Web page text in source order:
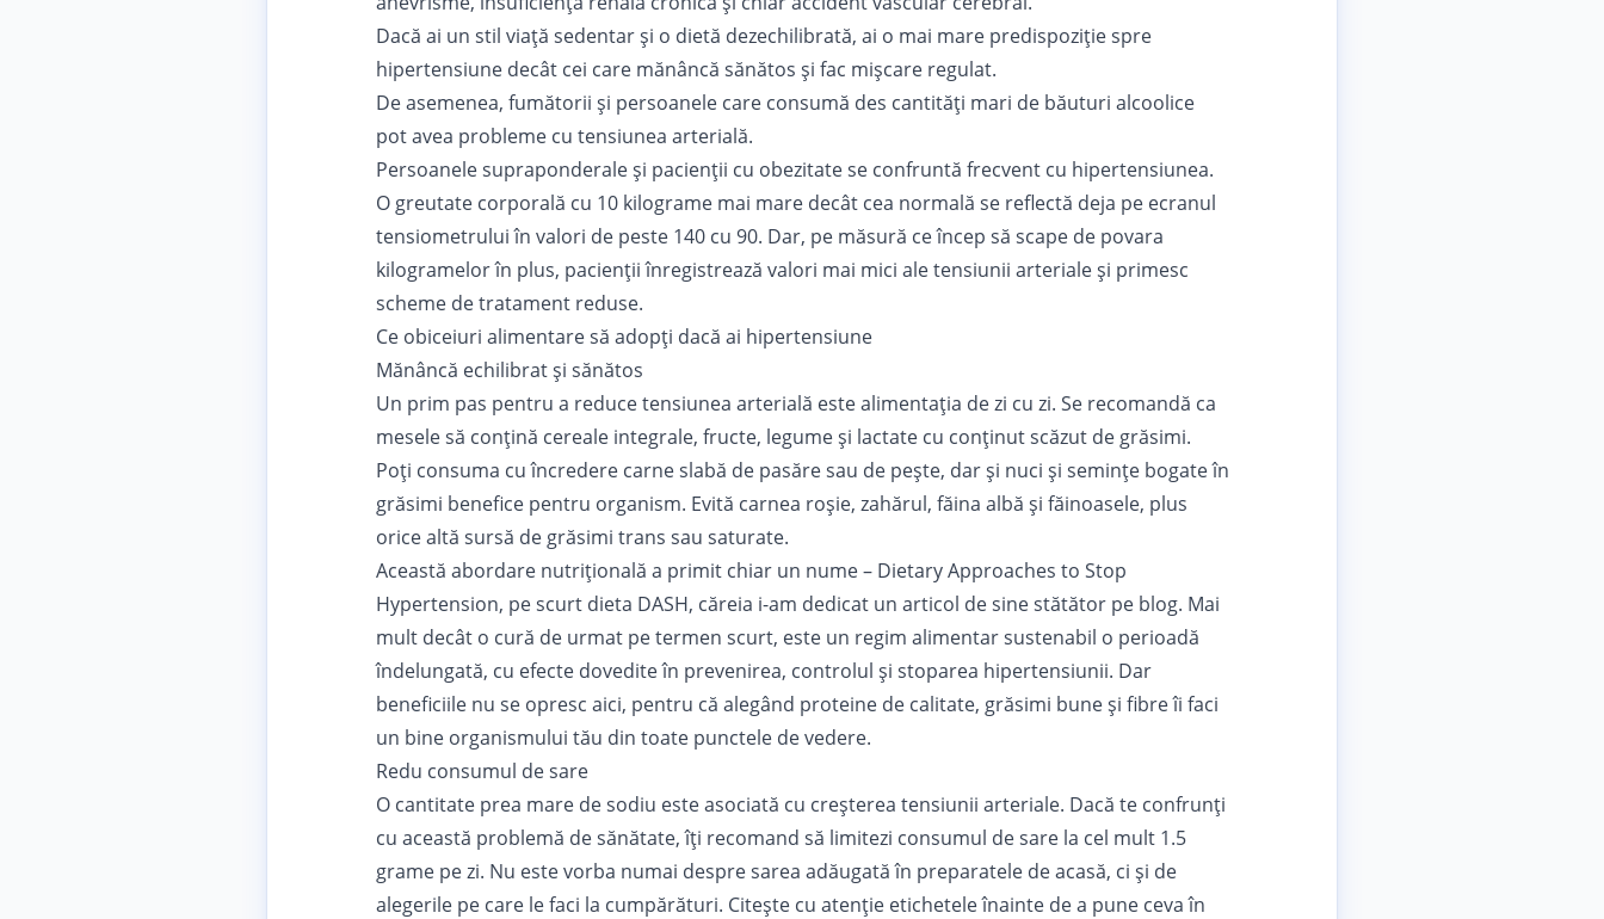
Dacă ai un stil viață sedentar și o dietă dezechilibrată, ai o mai mare predispoziție spre
hipertensiune decât cei care mănâncă sănătos și fac mișcare regulat.
De asemenea, fumătorii și persoanele care consumă des cantități mari de băuturi alcoolice
pot avea probleme cu tensiunea arterială.
Persoanele supraponderale și pacienții cu obezitate se confruntă frecvent cu hipertensiunea.
O greutate corporală cu 10 kilograme mai mare decât cea normală se reflectă deja pe ecranul
tensiometrului în valori de peste 140 cu 90. Dar, pe măsură ce încep să scape de povara
kilogramelor în plus, pacienții înregistrează valori mai mici ale tensiunii arteriale și primesc
scheme de tratament reduse.
Ce obiceiuri alimentare să adopți dacă ai hipertensiune
Mănâncă echilibrat și sănătos
Un prim pas pentru a reduce tensiunea arterială este alimentația de zi cu zi. Se recomandă ca
mesele să conțină cereale integrale, fructe, legume și lactate cu conținut scăzut de grăsimi.
Poți consuma cu încredere carne slabă de pasăre sau de pește, dar și nuci și semințe bogate în
grăsimi benefice pentru organism. Evită carnea roșie, zahărul, făina albă și făinoasele, plus
orice altă sursă de grăsimi trans sau saturate.
Această abordare nutrițională a primit chiar un nume – Dietary Approaches to Stop
Hypertension, pe scurt dieta DASH, căreia i-am dedicat un articol de sine stătător pe blog. Mai
mult decât o cură de urmat pe termen scurt, este un regim alimentar sustenabil o perioadă
îndelungată, cu efecte dovedite în prevenirea, controlul şi stoparea hipertensiunii. Dar
beneficiile nu se opresc aici, pentru că alegând proteine de calitate, grăsimi bune și fibre îi faci
un bine organismului tău din toate punctele de vedere.
Redu consumul de sare
O cantitate prea mare de sodiu este asociată cu creșterea tensiunii arteriale. Dacă te confrunți
cu această problemă de sănătate, îți recomand să limitezi consumul de sare la cel mult 1.5
grame pe zi. Nu este vorba numai despre sarea adăugată în preparatele de acasă, ci și de
alegerile pe care le faci la cumpărături. Citește cu atenție etichetele înainte de a pune ceva în